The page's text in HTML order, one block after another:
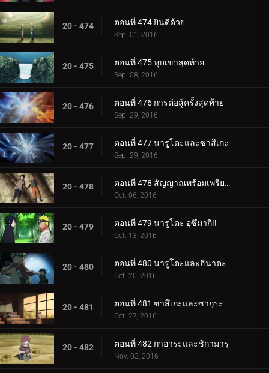
20 - 474 ตอนที่ 474 ยินดีด้วย
Sep. 01, 2016
20 - 475 ตอนที่ 475 หุบเขาสุดท้าย
Sep. 08, 2016
20 - 476 ตอนที่ 476 การต่อสู้ครั้งสุดท้าย
Sep. 29, 2016
20 - 477 ตอนที่ 477 นารูโตะและซาสึเกะ
Sep. 29, 2016
20 - 478 ตอนที่ 478 สัญญาณพร้อมเพรียงกัน
Oct. 06, 2016
20 - 479 ตอนที่ 479 นารูโตะ อุซึมากิ!!
Oct. 13, 2016
20 - 480 ตอนที่ 480 นารูโตะและฮินาตะ
Oct. 20, 2016
20 - 481 ตอนที่ 481 ซาสึเกะและซากุระ
Oct. 27, 2016
20 - 482 ตอนที่ 482 กาอาระและชิกามารุ
Nov. 03, 2016